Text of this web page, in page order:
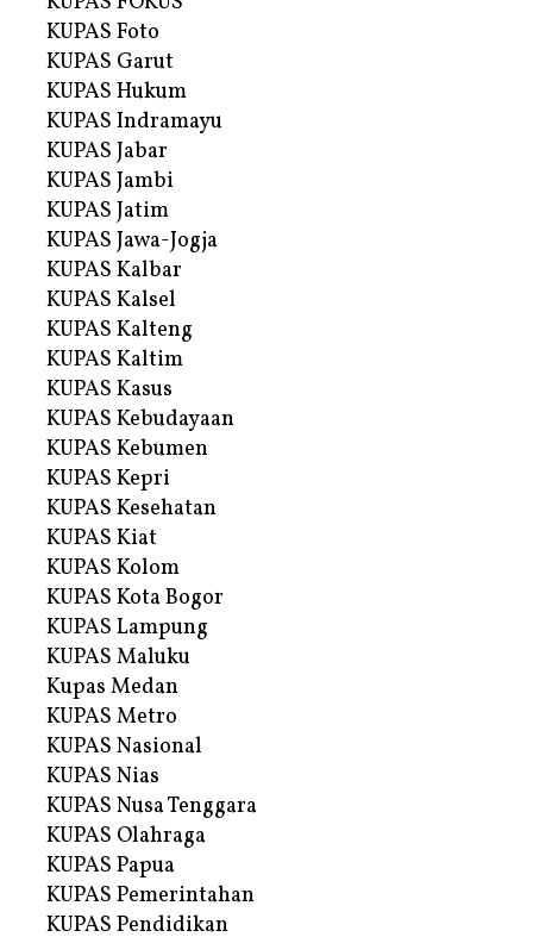
KUPAS Foto
KUPAS Garut
KUPAS Hukum
KUPAS Indramayu
KUPAS Jabar
KUPAS Jambi
KUPAS Jatim
KUPAS Jawa-Jogja
KUPAS Kalbar
KUPAS Kalsel
KUPAS Kalteng
KUPAS Kaltim
KUPAS Kasus
KUPAS Kebudayaan
KUPAS Kebumen
KUPAS Kepri
KUPAS Kesehatan
KUPAS Kiat
KUPAS Kolom
KUPAS Kota Bogor
KUPAS Lampung
KUPAS Maluku
Kupas Medan
KUPAS Metro
KUPAS Nasional
KUPAS Nias
KUPAS Nusa Tenggara
KUPAS Olahraga
KUPAS Papua
KUPAS Pemerintahan
KUPAS Pendidikan